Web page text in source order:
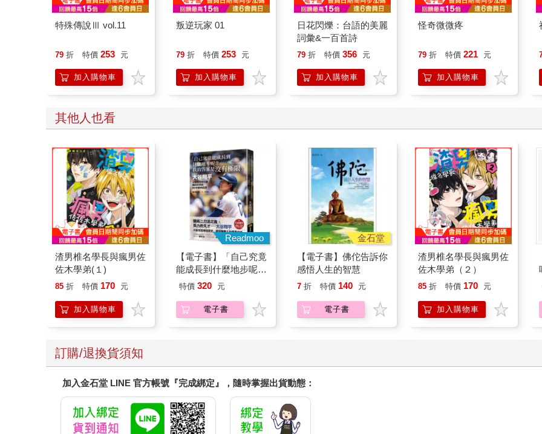
特殊傳說Ⅲ vol.11
79 折 特價 253 元
加入購物車
叛逆玩家 01
79 折 特價 253 元
加入購物車
日花閃爍：台語的美麗
詞彙&一百首詩
79 折 特價 356 元
加入購物車
怪奇微微疼
79 折 特價 221 元
加入購物車
其他人也看
渣男椎名學長與瘋男佐
佐木學弟(１)
85 折 特價 170 元
加入購物車
Readmoo
【電子書】「自己究竟
能成長到什麼地步呢？
我的答案是沒有極限」
特價 320 元
電子書
金石堂
【電子書】佛佗告訴你
感悟人生的智慧
7 折 特價 140 元
電子書
渣男椎名學長與瘋男佐
佐木學弟（２）
85 折 特價 170 元
加入購物車
訂購/退換貨須知
加入金石堂 LINE 官方帳號『完成綁定』，隨時掌握出貨動態：